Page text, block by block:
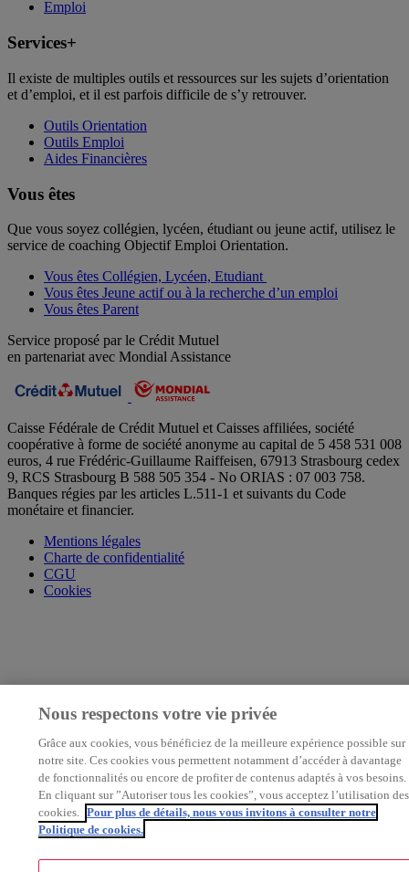
Emploi
Services+
Il existe de multiples outils et ressources sur les sujets d’orientation
et d’emploi, et il est parfois difficile de s’y retrouver.
Outils Orientation
Outils Emploi
Aides Financières
Vous êtes
Que vous soyez collégien, lycéen, étudiant ou jeune actif, utilisez le
service de coaching Objectif Emploi Orientation.
Vous êtes Collégien, Lycéen, Etudiant
Vous êtes Jeune actif ou à la recherche d’un emploi
Vous êtes Parent
Service proposé par le Crédit Mutuel
en partenariat avec Mondial Assistance
Caisse Fédérale de Crédit Mutuel et Caisses affiliées, société
coopérative à forme de société anonyme au capital de 5 458 531 008
euros, 4 rue Frédéric-Guillaume Raiffeisen, 67913 Strasbourg cedex
9, RCS Strasbourg B 588 505 354 - No ORIAS : 07 003 758.
Banques régies par les articles L.511-1 et suivants du Code
monétaire et financier.
Mentions légales
Charte de confidentialité
CGU
Cookies
Nous respectons votre vie privée
Grâce aux cookies, vous bénéficiez de la meilleure expérience possible sur
notre site. Ces cookies vous permettent notamment d’accéder à davantage
de fonctionnalités ou encore de profiter de contenus adaptés à vos besoins.
En cliquant sur ”Autoriser tous les cookies”, vous acceptez l’utilisation des
cookies. Pour plus de détails, nous vous invitons à consulter notre
Politique de cookies.